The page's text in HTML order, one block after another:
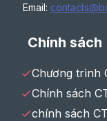
Email:
Chính sách
Chương trình
Chính sách
chính sách